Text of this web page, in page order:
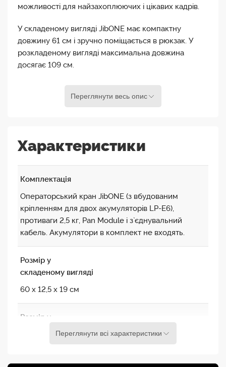
можливості для найзахоплюючих і цікавих кадрів.
У складеному вигляді JibONE має компактну
довжину 61 см і зручно поміщається в рюкзак. У
розкладеному вигляді максимальна довжина
досягає 109 см.
модулів), залишкове навантаження для камери та
Переглянути весь опис
Характеристики
Комплектація
Операторський кран JibONE (з вбудованим
кріпленням для двох акумуляторів LP-E6),
противаги 2,5 кг, Pan Module і з`єднувальний
кабель. Акумулятори в комплект не входять.
Розмір у
складеному вигляді
60 x 12,5 x 19 см
Розмір у
розкладеномуПереглянути всі характеристики